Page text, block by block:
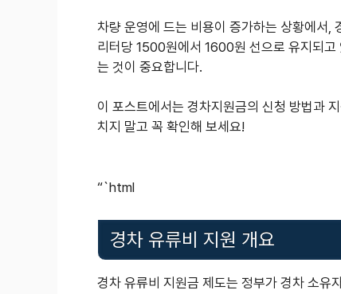
차량 운영에 드는 비용이 증가하는 상황에서,
리터당 1500원에서 1600원 선으로 유지되
는 것이 중요합니다.
이 포스트에서는 경차지원금의 신청 방법과
치지 말고 꼭 확인해 보세요!
“`html
경차 유류비 지원 개요
경차 유류비 지원금 제도는 정부가 경차 소